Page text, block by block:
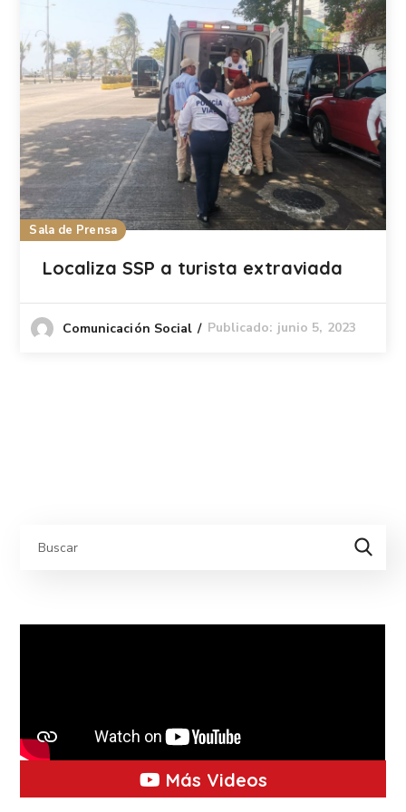
Sala de Prensa
Localiza SSP a turista extraviada
Comunicación Social Publicado: junio 5, 2023
Más Videos